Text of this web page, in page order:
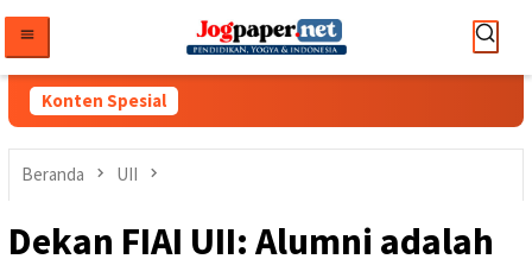
konten
Konten Spesial
Beranda UII
Dekan FIAI UII: Alumni adalah